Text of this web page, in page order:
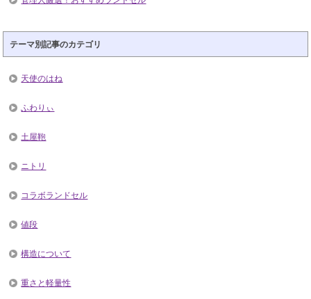
テーマ別記事のカテゴリ
天使のはね
ふわりぃ
土屋鞄
ニトリ
コラボランドセル
値段
構造について
重さと軽量性